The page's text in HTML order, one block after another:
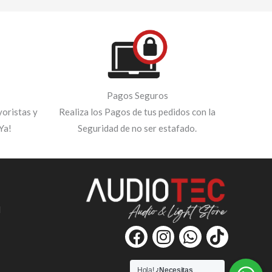
y
Pagos Seguros
Realiza los Pagos de tus pedidos con la
Seguridad de no ser estafado.
F
a
c
I
n
s
W
h
a
T
i
k
Hola! ¿Necesitas